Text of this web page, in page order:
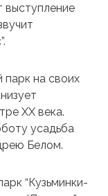
выступление
парк на своих
ХХ века.
усадьба
Белом.
“Кузьминки-